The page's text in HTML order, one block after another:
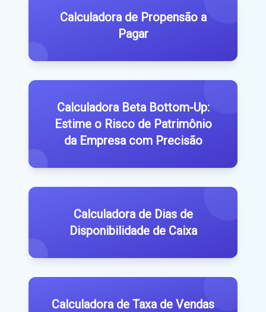
Calculadora de Propensão a
Pagar
Calculadora Beta Bottom-Up:
Estime o Risco de Patrimônio
da Empresa com Precisão
Calculadora de Dias de
Disponibilidade de Caixa
Calculadora de Taxa de Vendas